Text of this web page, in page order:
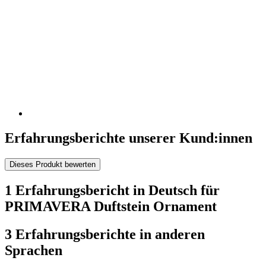
Erfahrungsberichte unserer Kund:innen
Dieses Produkt bewerten
1 Erfahrungsbericht in Deutsch für
PRIMAVERA Duftstein Ornament
3 Erfahrungsberichte in anderen
Sprachen